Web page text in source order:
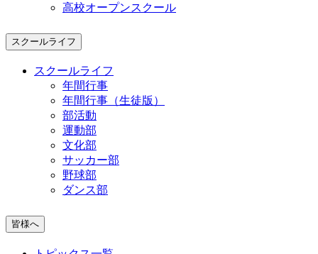
高校オープンスクール
スクールライフ
スクールライフ
年間行事
年間行事（生徒版）
部活動
運動部
文化部
サッカー部
野球部
ダンス部
皆様へ